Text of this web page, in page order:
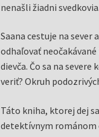
nenašli žiadni svedkovia.
Saana cestuje na sever
odhaľovať
dievča. Čo sa na
veriť? Okruh
Táto kniha, ktorej dej
detektívnym románom